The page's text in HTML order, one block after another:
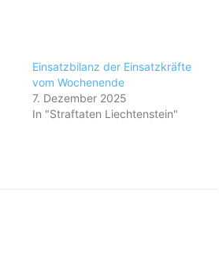
Einsatzbilanz der Einsatzkräfte
vom Wochenende
7. Dezember 2025
In "Straftaten Liechtenstein"